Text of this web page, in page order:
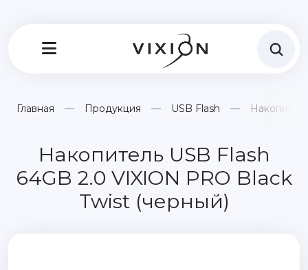
Главная Продукция USB Flash
Накопитель USB Flash
64GB 2.0 VIXION PRO Black
Twist (черный)